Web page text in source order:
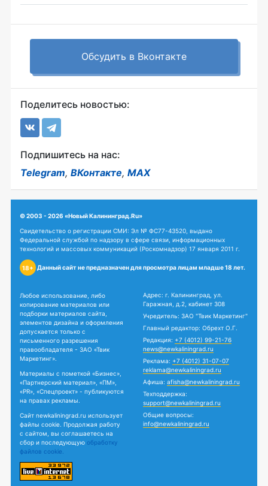
Обсудить в Вконтакте
Поделитесь новостью:
Подпишитесь на нас:
Telegram, ВКонтакте, MAX
© 2003 - 2026 «Новый Калининград.Ru»
Свидетельство о регистрации СМИ: Эл № ФС77-43520, выдано
Федеральной службой по надзору в сфере связи, информационных
технологий и массовых коммуникаций (Роскомнадзор) 17 января 2011 г.
18+ Данный сайт не предназначен для просмотра лицам младше 18 лет.
Любое использование, либо
копирование материалов или
подборки материалов сайта,
элементов дизайна и оформления
допускается только с
письменного разрешения
правообладателя - ЗАО «Твик
Маркетинг».
Материалы с пометкой «Бизнес»,
«Партнерский материал», «ПМ»,
«PR», «Спецпроект» - публикуются
на правах рекламы.
Сайт newkaliningrad.ru использует
файлы cookie. Продолжая работу
с сайтом, вы соглашаетесь на
сбор и последующую обработку
файлов cookie.
Адрес: г. Калининград, ул.
Гаражная, д.2, кабинет 308
Учредитель: ЗАО "Твик Маркетинг"
Главный редактор: Обрехт О.Г.
Редакция: +7 (4012) 99-21-76
news@newkaliningrad.ru
Реклама: +7 (4012) 31-07-07
reklama@newkaliningrad.ru
Афиша: afisha@newkaliningrad.ru
Техподдержка:
support@newkaliningrad.ru
Общие вопросы:
info@newkaliningrad.ru